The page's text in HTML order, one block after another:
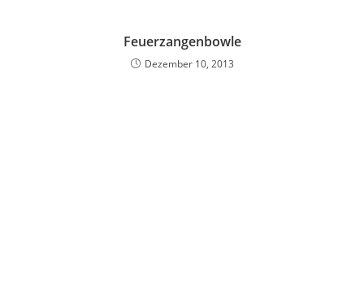
Feuerzangenbowle
Dezember 10, 2013